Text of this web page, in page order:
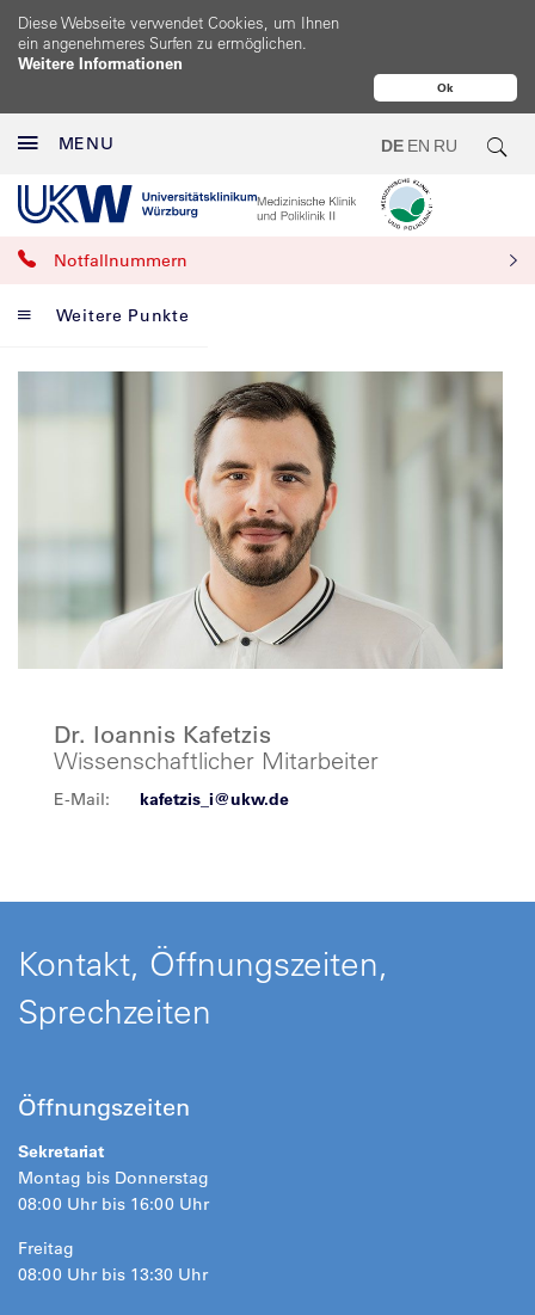
Ok
Diese Webseite verwendet Cookies, um Ihnen
ein angenehmeres Surfen zu ermöglichen.
Weitere Informationen
MENU DE EN RU
Notfallnummern
Weitere Punkte
Dr. Ioannis Kafetzis
Wissenschaftlicher Mitarbeiter
E-Mail: kafetzis_i@ukw.de
Kontakt, Öffnungszeiten,
Sprechzeiten
Öffnungszeiten
Sekretariat
Montag bis Donnerstag
08:00 Uhr bis 16:00 Uhr
Freitag
08:00 Uhr bis 13:30 Uhr